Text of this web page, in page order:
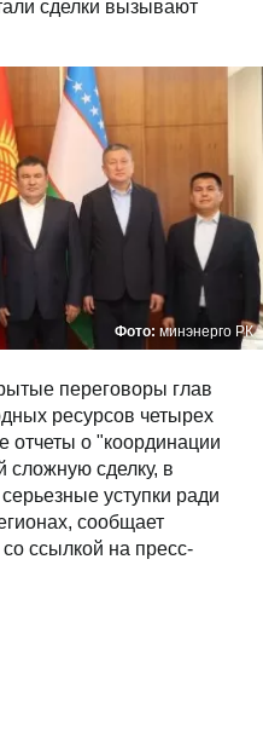
сделки вызывают
Фото: минэнерго РК
переговоры глав
ресурсов четырех
отчеты о "координации
сложную сделку, в
уступки ради
сообщает
со ссылкой на пресс-